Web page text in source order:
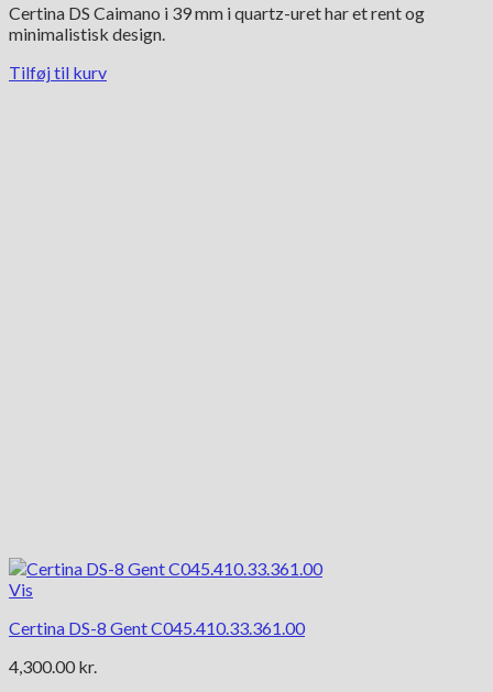
Certina DS Caimano i 39 mm i quartz-uret har et rent og
minimalistisk design.
Tilføj til kurv
Vis
Certina DS-8 Gent C045.410.33.361.00
4,300.00 kr.